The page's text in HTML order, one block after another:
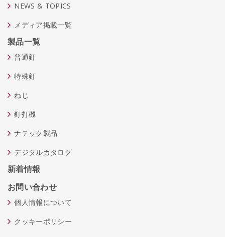
NEWS & TOPICS
メディア掲載一覧
製品一覧
普通釘
特殊釘
ねじ
釘打機
ナテック製品
デジタルカタログ
新着情報
お問い合わせ
個人情報について
クッキーポリシー